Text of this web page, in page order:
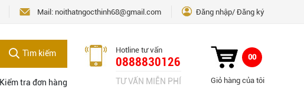
Mail: noithatngocthinh68@gmail.com Đăng nhập Đăng ký
Tìm kiếm
Kiểm tra đơn hàng
Hotline tư vấn
0888830126
TƯ VẤN MIỄN PHÍ
00
Giỏ hàng của tôi